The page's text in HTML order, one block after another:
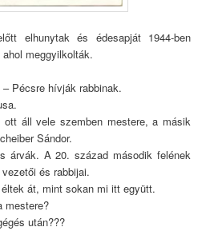
elhunytak és édesapját 1944-ben
meggyilkolták.
Pécsre hívják rabbinak.
ott áll vele szemben mestere, a másik
Sándor.
árvák. A 20. század második felének
és rabbijai.
át, mint sokan mi itt együtt.
mestere?
után???